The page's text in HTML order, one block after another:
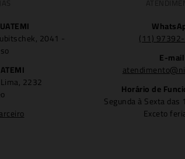
2041 -
2232
(11)
E-mail
Horário de
Segunda à Sexta
Exceto